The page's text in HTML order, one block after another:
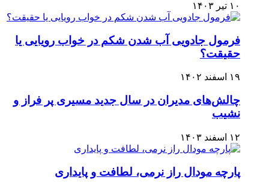
۱۰ تیر ۱۴۰۳
فرمول جادویی آب شدن شکم در خواب رویایی یا
حقیقت؟
۱۹ اسفند ۱۴۰۲
چالش‌های مدیران در سال جدید مسیری پر فراز و
نشیب
۱۲ اسفند ۱۴۰۳
پارچه مودال راز نرمی، لطافت و پایداری